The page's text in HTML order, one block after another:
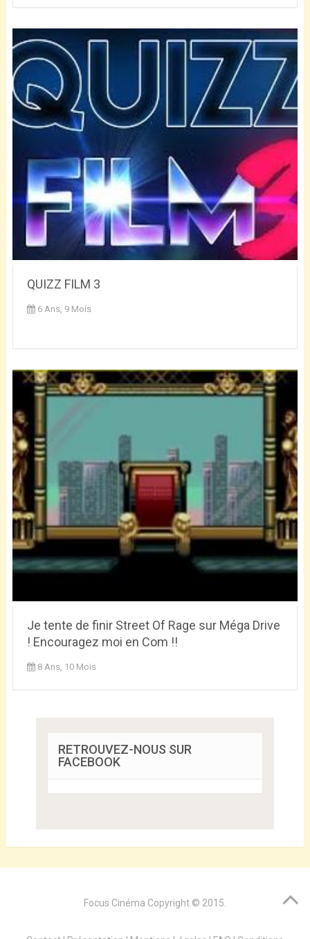
QUIZZ FILM 3
6 Ans, 9 Mois
Je tente de finir Street Of Rage sur Méga Drive
! Encouragez moi en Com !!
8 Ans, 10 Mois
RETROUVEZ-NOUS SUR
FACEBOOK
Focus Cinéma Copyright © 2015.